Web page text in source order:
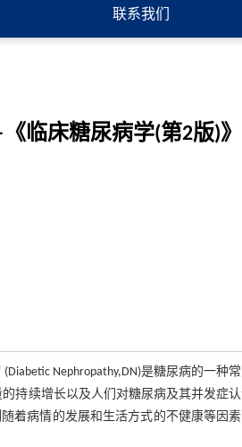
联系我们
临床糖尿病学(第2版)》
Nephropathy,DN)是糖尿病的一种
持续增长以及人们对糖尿病及其并发症
着病情的发展和生活方式的不健康等因